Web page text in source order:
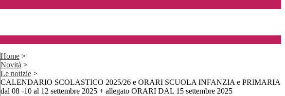
Home >
Novità >
Le notizie >
CALENDARIO SCOLASTICO 2025/26 e ORARI SCUOLA INFANZIA e PRIMARIA
dal 08 -10 al 12 settembre 2025 + allegato ORARI DAL 15 settembre 2025